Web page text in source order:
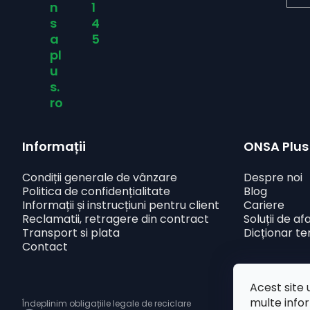
Acest site
multe
n
s
a
pl
u
s.
ro
1
4
5
Informații
Condiții generale de vânzare
Politica de confidențialitate
Informații și instrucțiuni pentru client
Reclamatii, retragere din contract
Transport si plata
Contact
ONSA Plus
Despre noi
Blog
Cariere
Soluții de
Dicționar
Îndeplinim obligațiile legale de reciclare